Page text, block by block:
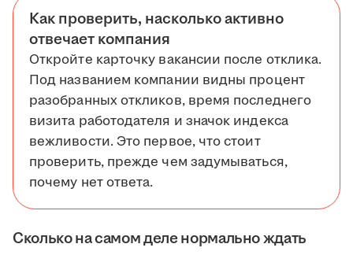
Как проверить, насколько активно
отвечает компания
Откройте карточку вакансии после отклика.
Под названием компании видны процент
разобранных откликов, время последнего
визита работодателя и значок индекса
вежливости. Это первое, что стоит
проверить, прежде чем задумываться,
почему нет ответа.
Сколько на самом деле нормально ждать